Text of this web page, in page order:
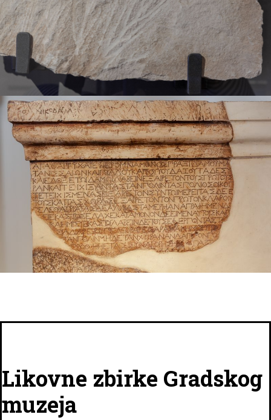
Likovne zbirke Gradskog
muzeja